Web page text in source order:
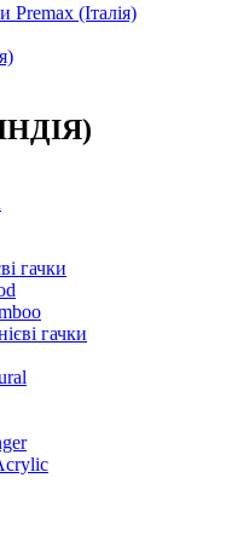
Premax (Італія)
гачки
гачки